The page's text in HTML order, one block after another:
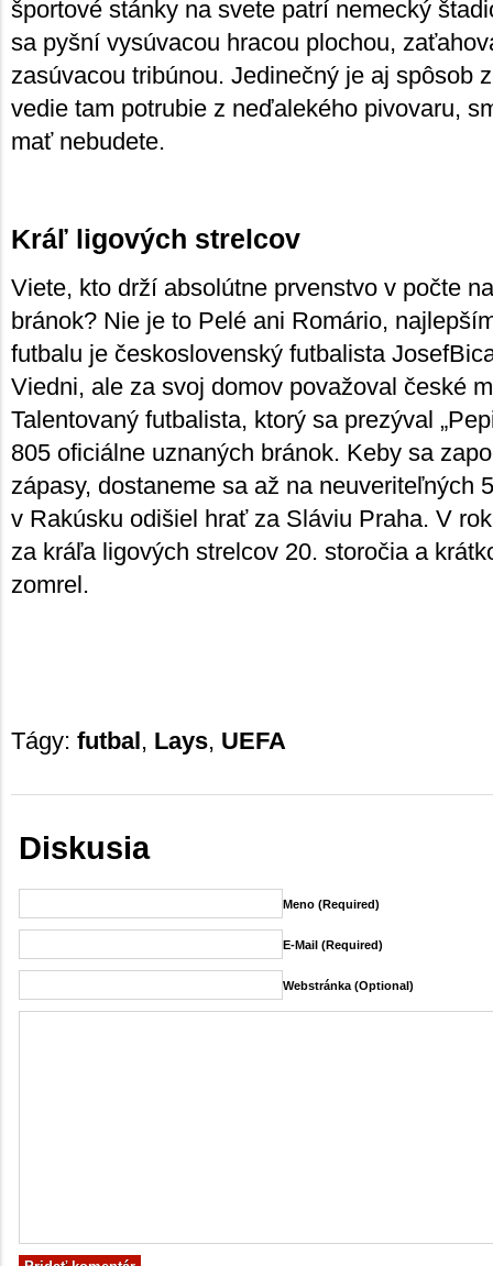
športové stánky na svete patrí nemecký
sa pyšní vysúvacou hracou plochou,
zasúvacou tribúnou. Jedinečný je aj spôsob
vedie tam potrubie z neďalekého pivovaru,
mať nebudete.
Kráľ ligových strelcov
Viete, kto drží absolútne prvenstvo v počte
bránok? Nie je to Pelé ani Romário,
futbalu je československý futbalista
Viedni, ale za svoj domov považoval české
Talentovaný futbalista, ktorý sa prezýval
805 oficiálne uznaných bránok. Keby sa
zápasy, dostaneme sa až na neuveriteľných
v Rakúsku odišiel hrať za Sláviu Praha. V
za kráľa ligových strelcov 20. storočia a
zomrel.
Tágy: futbal , Lays, UEFA
Diskusia
Meno (required)
E-Mail (required)
Webstránka (Optional)